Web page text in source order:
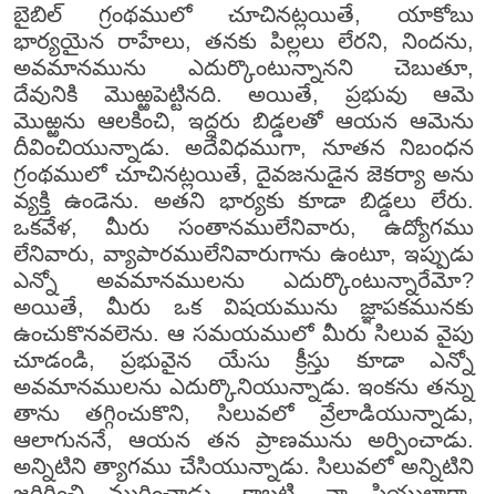
బైబిల్ గ్రంథములో చూచినట్లయితే, యాకోబు
భార్యయైన రాహేలు, తనకు పిల్లలు లేరని, నిందను,
అవమానమును ఎదుర్కొంటున్నానని చెబుతూ,
దేవునికి మొఱ్ఱపెట్టినది. అయితే, ప్రభువు ఆమె
మొఱ్ఱను ఆలకించి, ఇద్దరు బిడ్డలతో ఆయన ఆమెను
దీవించియున్నాడు. అదేవిధముగా, నూతన నిబంధన
గ్రంథములో చూచినట్లయితే, దైవజనుడైన జెకర్యా అను
వ్యక్తి ఉండెను. అతని భార్యకు కూడా బిడ్డలు లేరు.
ఒకవేళ, మీరు సంతానములేనివారు, ఉద్యోగము
లేనివారు, వ్యాపారములేనివారుగాను ఉంటూ, ఇప్పుడు
ఎన్నో అవమానములను ఎదుర్కొంటున్నారేమో?
అయితే, మీరు ఒక విషయమును జ్ఞాపకమునకు
ఉంచుకొనవలెను. ఆ సమయములో మీరు సిలువ వైపు
చూడండి, ప్రభువైన యేసు క్రీస్తు కూడా ఎన్నో
అవమానములను ఎదుర్కొనియున్నాడు. ఇంకను తన్ను
తాను తగ్గించుకొని, సిలువలో వ్రేలాడియున్నాడు,
ఆలాగుననే, ఆయన తన ప్రాణమును అర్పించాడు.
అన్నిటిని త్యాగము చేసియున్నాడు. సిలువలో అన్నిటిని